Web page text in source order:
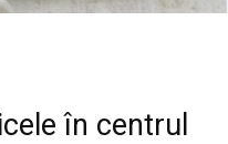
în centrul